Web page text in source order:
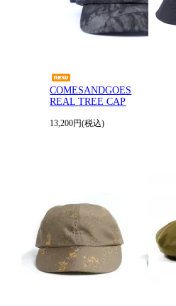
COMESANDGOES
REAL TREE CAP
13,200円(税込)